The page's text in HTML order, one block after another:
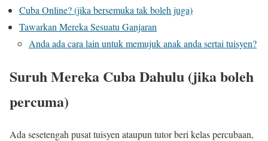
Cuba Online? (jika bersemuka tak boleh juga)
Tawarkan Mereka Sesuatu Ganjaran
Anda ada cara lain untuk memujuk anak anda sertai tuisyen?
Suruh Mereka Cuba Dahulu (jika boleh
percuma)
Ada sesetengah pusat tuisyen ataupun tutor beri kelas percubaan,